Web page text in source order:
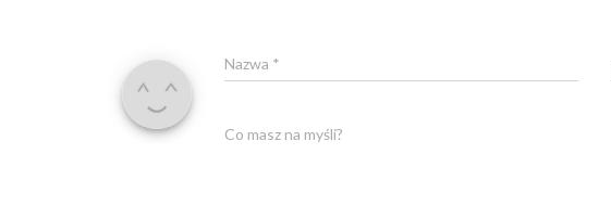
Nazwa *
Co masz na myśli?